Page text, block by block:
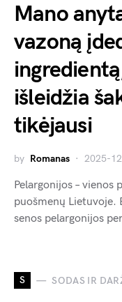
Mano
vazoną
išleidžia
tikėjausi
by Romanas 2025-
Pelargonijos – vienos
puošmenų Lietuvoje.
senos pelargonijos
S SODAS IR